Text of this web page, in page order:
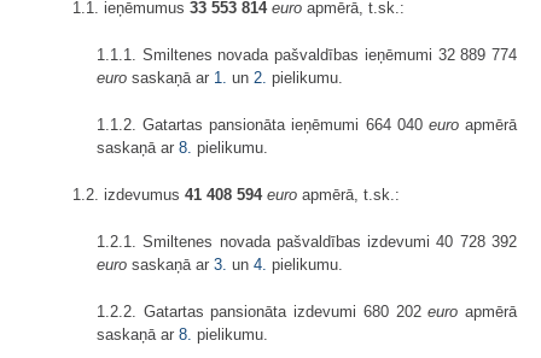
1.1. ieņēmumus 33 553 814 euro apmērā, t.sk.:
1.1.1. Smiltenes novada pašvaldības ieņēmumi 32 889 774
euro saskaņā ar 1. un 2. pielikumu.
1.1.2. Gatartas pansionāta ieņēmumi 664 040 euroapmērā
saskaņā ar 8. pielikumu.
1.2. izdevumus 41 408 594 euro apmērā, t.sk.:
1.2.1. Smiltenes novada pašvaldības izdevumi 40 728 392
euro saskaņā ar 3. un 4. pielikumu.
1.2.2. Gatartas pansionāta izdevumi 680 202euro apmērā
saskaņā ar 8. pielikumu.